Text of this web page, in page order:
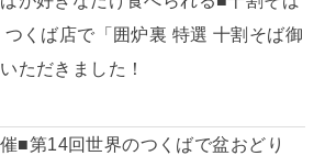
つくば店で「囲炉裏 特選 十割そば御
ただきました！
■第14回世界のつくばで盆おどり